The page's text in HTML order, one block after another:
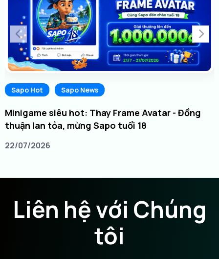
Sapo Hot Sapo News
Minigame siêu hot: Thay Frame Avatar - Đồng
thuận lan tỏa, mừng Sapo tuổi 18
22/07/2026
Liên hệ với Chúng
tôi